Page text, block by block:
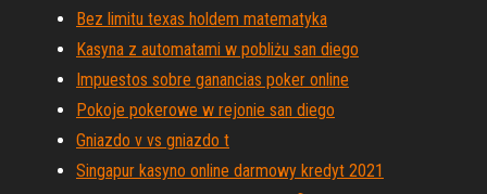
Bez limitu texas holdem matematyka
Kasyna z automatami w pobliżu san diego
Impuestos sobre ganancias poker online
Pokoje pokerowe w rejonie san diego
Gniazdo v vs gniazdo t
Singapur kasyno online darmowy kredyt 2021